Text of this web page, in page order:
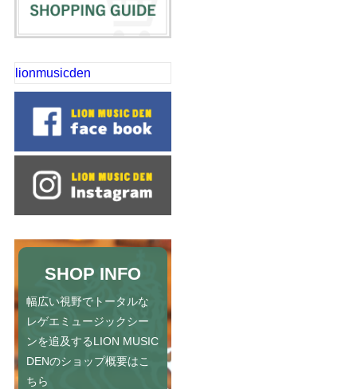
lionmusicden
SHOP INFO
幅広い視野でトータルな
レゲエミュージックシー
ンを追及するLION MUSIC
DENのショップ概要はこ
ちら